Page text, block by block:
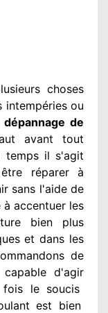
choses
intempéries ou
dépannage de
avant tout
il s'agit
réparerà
sans l'aide de
accentuerles
bien plus
et dans les
de
capable d'agir
le soucis
est bien